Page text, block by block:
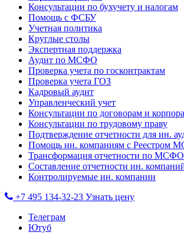
Консультации по бухучету и налогам
Помощь с ФСБУ
Учетная политика
Круглые столы
Экспертная поддержка
Аудит по МСФО
Проверка учета по госконтрактам
Проверка учета ГОЗ
Кадровый аудит
Управленческий учет
Консультации по договорам и
Консультации по трудовому праву
Подтверждение отчетности для ин.
Помощь ин. компаниям с Реестром
Трансформация отчетности по МСФО
Составление отчетности ин.
Контролируемые ин. компании
+7 495 134-32-23 Узнать цену
Телеграм
Ютуб